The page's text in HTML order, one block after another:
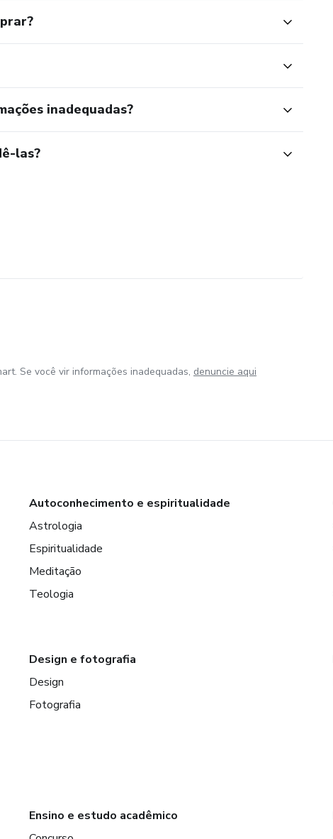
inadequadas?
las?
Se você vir informações inadequadas, denuncie aqui
Autoconhecimento e espiritualidade
Astrologia
Espiritualidade
Meditação
Teologia
Design e fotografia
Design
Fotografia
Ensino e estudo acadêmico